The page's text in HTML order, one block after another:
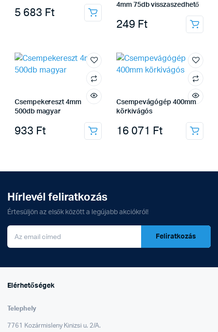
5 683 Ft
4mm 75db visszaszedhető
249 Ft
Csempekereszt 4mm
500db magyar
933 Ft
Csempevágógép 400mm
körkivágós
16 071 Ft
Hírlevél feliratkozás
Értesüljön az elsők között a legújabb akciókról!
Feliratkozás
Elérhetőségek
Telephely
7761 Kozármisleny Kinizsi u. 2/A.